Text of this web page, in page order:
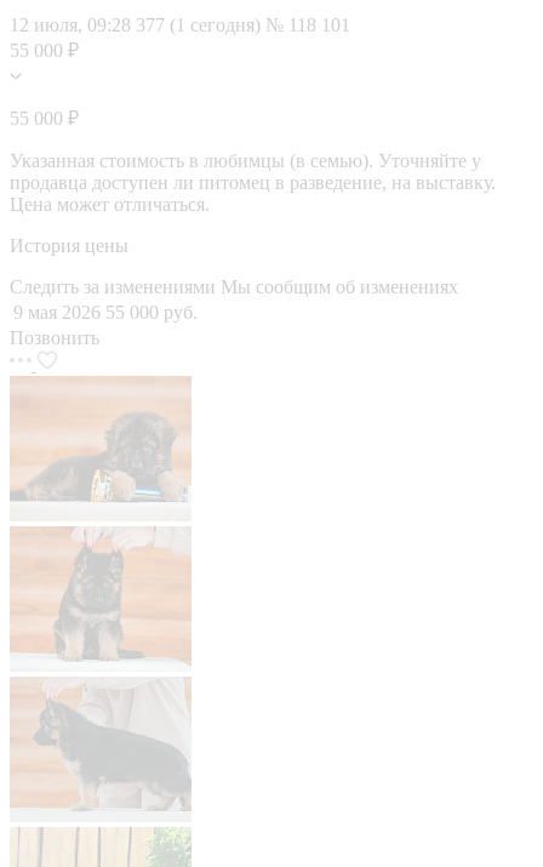
12 июля, 09:28 377 (1 сегодня) № 118 101
55 000 ₽
55 000 ₽
Указанная стоимость в любимцы (в семью). Уточняйте у
продавца доступен ли питомец в разведение, на выставку.
Цена может отличаться.
История цены
Следить за изменениями Мы сообщим об изменениях
9 мая 2026 55 000 руб.
Позвонить